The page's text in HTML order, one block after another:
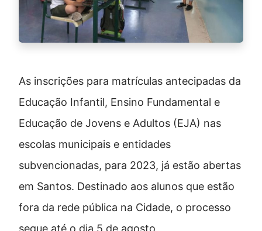
As inscrições para matrículas antecipadas da
Educação Infantil, Ensino Fundamental e
Educação de Jovens e Adultos (EJA) nas
escolas municipais e entidades
subvencionadas, para 2023, já estão abertas
em Santos. Destinado aos alunos que estão
fora da rede pública na Cidade, o processo
segue até o dia 5 de agosto.